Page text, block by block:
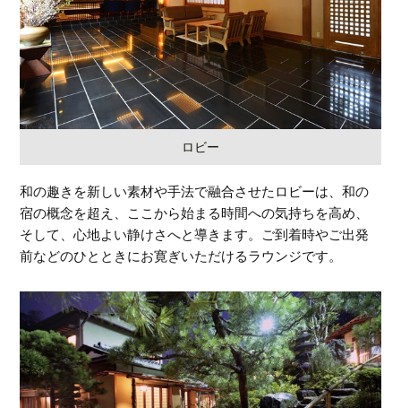
ロビー
和の趣きを新しい素材や手法で融合させたロビーは、和の
宿の概念を超え、ここから始まる時間への気持ちを高め、
そして、心地よい静けさへと導きます。ご到着時やご出発
前などのひとときにお寛ぎいただけるラウンジです。